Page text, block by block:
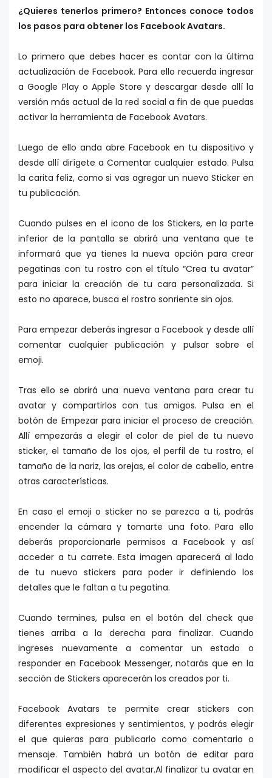
¿Quieres tenerlos primero? Entonces conoce todos
los pasos para obtener los Facebook Avatars.
Lo primero que debes hacer es contar con la última
actualización de Facebook. Para ello recuerda ingresar
a Google Play o Apple Store y descargar desde allí la
versión más actual de la red social a fin de que puedas
activar la herramienta de Facebook Avatars.
Luego de ello anda abre Facebook en tu dispositivo y
desde allí dirígete a Comentar cualquier estado. Pulsa
la carita feliz, como si vas agregar un nuevo Sticker en
tu publicación.
Cuando pulses en el icono de los Stickers, en la parte
inferior de la pantalla se abrirá una ventana que te
informará que ya tienes la nueva opción para crear
pegatinas con tu rostro con el título “Crea tu avatar”
para iniciar la creación de tu cara personalizada. Si
esto no aparece, busca el rostro sonriente sin ojos.
Para empezar deberás ingresar a Facebook y desde allí
comentar cualquier publicación y pulsar sobre el
emoji.
Tras ello se abrirá una nueva ventana para crear tu
avatar y compartirlos con tus amigos. Pulsa en el
botón de Empezar para iniciar el proceso de creación.
Allí empezarás a elegir el color de piel de tu nuevo
sticker, el tamaño de los ojos, el perfil de tu rostro, el
tamaño de la nariz, las orejas, el color de cabello, entre
otras características.
En caso el emoji o sticker no se parezca a ti, podrás
encender la cámara y tomarte una foto. Para ello
deberás proporcionarle permisos a Facebook y así
acceder a tu carrete. Esta imagen aparecerá al lado
de tu nuevo stickers para poder ir definiendo los
detalles que le faltan a tu pegatina.
Cuando termines, pulsa en el botón del check que
tienes arriba a la derecha para finalizar. Cuando
ingreses nuevamente a comentar un estado o
responder en Facebook Messenger, notarás que en la
sección de Stickers aparecerán los creados por ti.
Facebook Avatars te permite crear stickers con
diferentes expresiones y sentimientos, y podrás elegir
el que quieras para publicarlo como comentario o
mensaje. También habrá un botón de editar para
modificar el aspecto del avatar.Al finalizar tu avatar en